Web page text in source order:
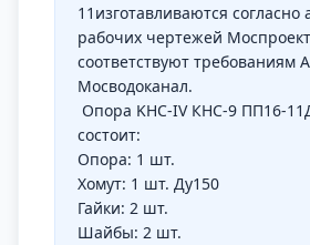
11изготавливаются согласно
рабочих чертежей
соответствуют требованиям
Мосводоканал.
Опора KHC-IV КНС-9 ПП16-
состоит:
Опора: 1 шт.
Хомут: 1 шт. Ду150
Гайки: 2 шт.
Шайбы: 2 шт.